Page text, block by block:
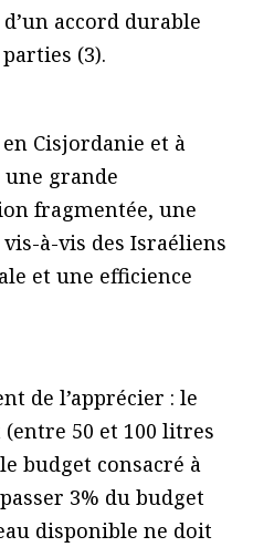
accord durable
(3).
en Cisjordanie et à
une grande
fragmentée, une
à-vis des Israéliens
et une efficience
de l’apprécier : le
50 et 100 litres
budget consacré à
3% du budget
disponible ne doit